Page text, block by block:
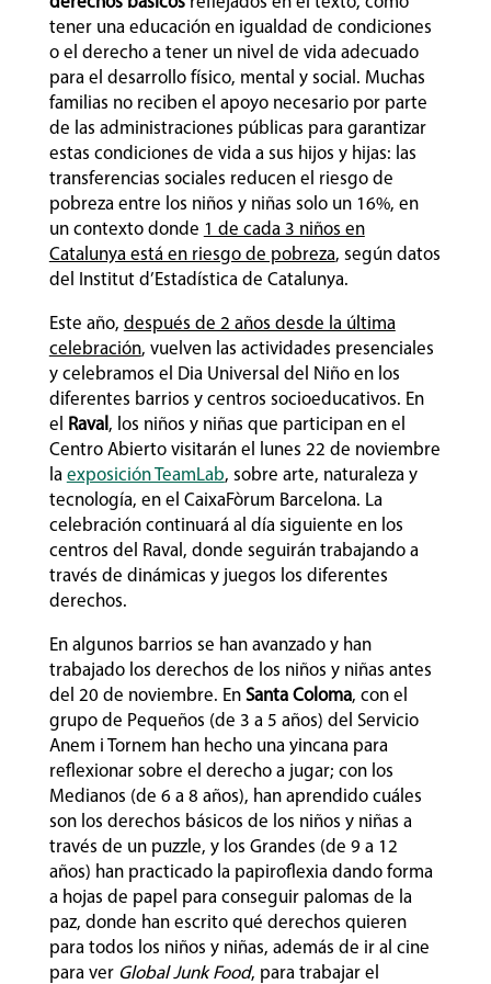
tener una educación en igualdad de condiciones
o el derecho a tener un nivel de vida adecuado
para el desarrollo físico, mental y social. Muchas
familias no reciben el apoyo necesario por parte
de las administraciones públicas para garantizar
estas condiciones de vida a sus hijos y hijas: las
transferencias sociales reducen el riesgo de
pobreza entre los niños y niñas solo un 16%, en
un contexto donde 1 de cada 3 niños en
Catalunya está en riesgo de pobreza, según datos
del Institut d’Estadística de Catalunya.
Este año, después de 2 años desde la última
celebración, vuelven las actividades presenciales
y celebramos el Dia Universal del Niño en los
diferentes barrios y centros socioeducativos. En
el
Raval , los niños y niñas que participan en el
Centro Abierto visitarán el lunes 22 de noviembre
la exposición TeamLab, sobre arte, naturaleza y
tecnología, en el CaixaFòrum Barcelona. La
celebración continuará al día siguiente en los
centros del Raval, donde seguirán trabajando a
través de dinámicas y juegos los diferentes
derechos.
En algunos barrios se han avanzado y han
trabajado los derechos de los niños y niñas antes
del 20 de noviembre. En Santa Coloma, con el
grupo de Pequeños (de 3 a 5 años) del Servicio
Anem i Tornem han hecho una yincana para
reflexionar sobre el derecho a jugar; con los
Medianos (de 6 a 8 años), han aprendido cuáles
son los derechos básicos de los niños y niñas a
través de un puzzle, y los Grandes (de 9 a 12
años) han practicado la papiroflexia dando forma
a hojas de papel para conseguir palomas de la
paz, donde han escrito qué derechos quieren
para todos los niños y niñas, además de ir al cine
para ver Global Junk Food, para trabajar el